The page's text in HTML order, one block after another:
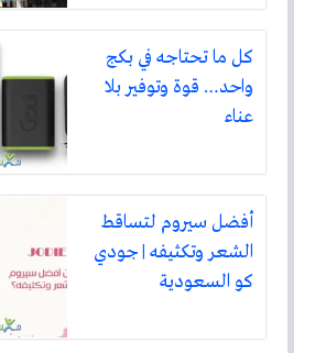
كل ما تحتاجه في بكج
واحد… قوة وتوفير بلا
عناء
أفضل سيروم لتساقط
الشعر وتكثيفه | جودي
كو السعودية